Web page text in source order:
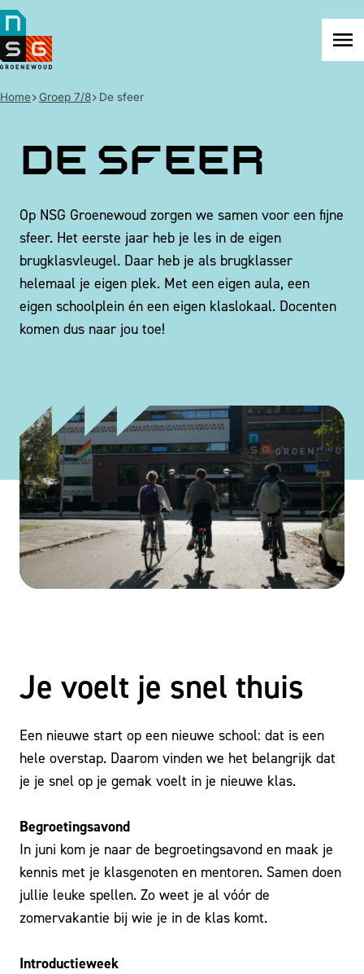
NSG
Groenewoud
Home Groep 7/8 De sfeer
De sfeer
Op NSG Groenewoud zorgen we samen voor een fijne
sfeer. Het eerste jaar heb je les in de eigen
brugklasvleugel. Daar heb je als brugklasser
helemaal je eigen plek. Met een eigen aula, een
eigen schoolplein én een eigen klaslokaal. Docenten
komen dus naar jou toe!
Bekijk video
Je voelt je snel thuis
Een nieuwe start op een nieuwe school: dat is een
hele overstap. Daarom vinden we het belangrijk dat
je je snel op je gemak voelt in je nieuwe klas.
Begroetingsavond
In juni kom je naar de begroetingsavond en maak je
kennis met je klasgenoten en mentoren. Samen doen
jullie leuke spellen. Zo weet je al vóór de
zomervakantie bij wie je in de klas komt.
Introductieweek